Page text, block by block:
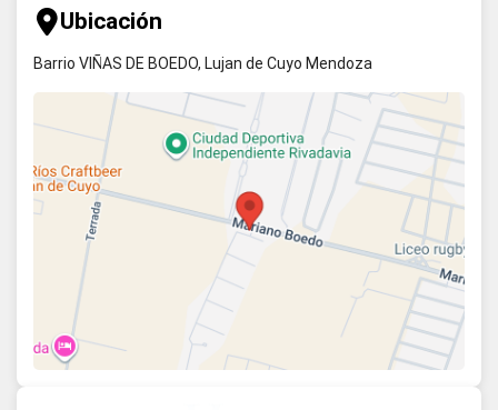
Ubicación
Barrio VIÑAS DE BOEDO, Lujan de Cuyo Mendoza